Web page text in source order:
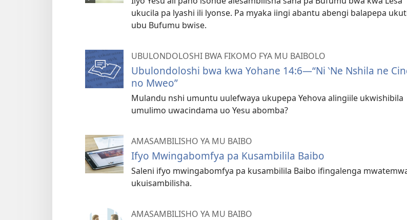
ukucila pa lyashi ili lyonse. Pa myaka iingi abantu abengi balapepa
ubu Bufumu bwise.
UBULONDOLOSHI BWA FIKOMO FYA MU BAIBOLO
Ubulondoloshi bwa kwa Yohane 14:6—“Ni ‵Ne Nshila ne
no Mweo”
Mulandu nshi umuntu uulefwaya ukupepa Yehova alingiile ukwishibila
umulimo uwacindama uo Yesu abomba?
AMASAMBILISHO YA MU BAIBO
Ifyo Mwingabomfya pa Kusambilila Baibo
Saleni ifyo mwingabomfya pa kusambilila Baibo ifingalenga
ukuisambilisha.
AMASAMBILISHO YA MU BAIBO